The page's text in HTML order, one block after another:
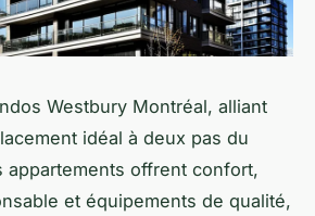
Westbury Montréal, alliant
idéal à deux pas du
appartements offrent confort,
et équipements de qualité,